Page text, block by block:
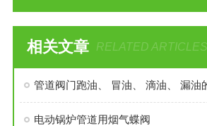
相关文章 RELATED ARTICLES
电动锅炉管道用烟气蝶阀